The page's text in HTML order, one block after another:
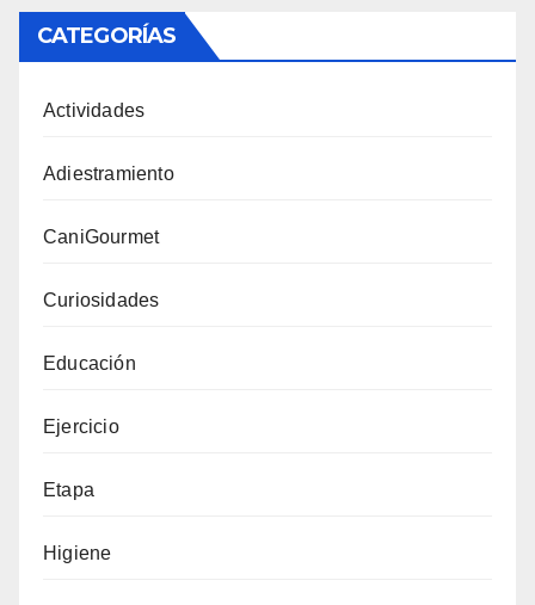
CATEGORÍAS
Actividades
Adiestramiento
CaniGourmet
Curiosidades
Educación
Ejercicio
Etapa
Higiene